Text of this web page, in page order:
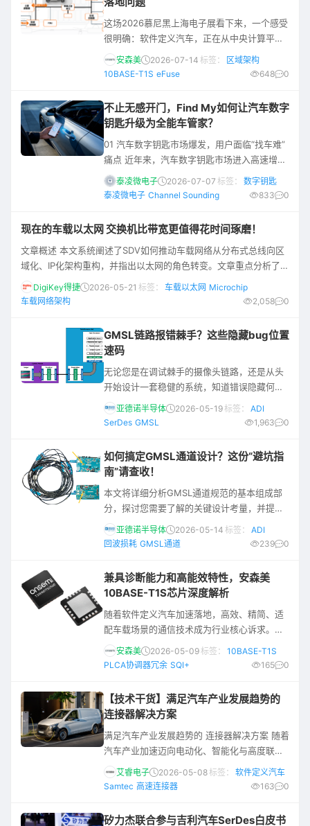
加持，为音视频在车载以太网中实时传输提供
了确定性时延和同步能力。 传统模拟音频总线
存在布线
这场2026慕尼黑上海电子展看下来，一个感受
很明确：软件定义汽车，正在从中央计算平台
和智驾算法，进一步下沉到整车基础层的功率
分配与连接器件层面。 在安森美（onsemi）
走向区域架构，车辆上的电源分配、边缘通
信、传感器节点、照明模块和保护器件，都要
重新纳入软件可管理的体系。 也就是说，软件
定义汽车继续往下走，正在触碰那
安森美 2026-07-14 标签：
区域架构
10BASE-T1S eFuse 648 0
不止无感开门，Find My如何让汽车数字
钥匙升级为全能车管家？
01 汽车数字钥匙市场爆发，用户面临“找车难”
痛点 近年来，汽车数字钥匙市场进入高速增长
期，智能化渗透率持续攀升。泰凌在分享中指
出，2025年中国乘用车数字钥匙装配量已达
到2032年有望突破90%，成为乘用车的标配功
能。 在技术路线方面，Bluetooth® LE方案占
据数字钥匙市场半壁江山，覆盖
泰凌微电子 2026-07-07 标签：
数字钥匙
泰凌微电子 Channel Sounding 833 0
现在的车载以太网 交换机比带宽更值得花时间琢磨！
文章概述 本文系统阐述了SDV如何推动车载网络从分布式总线向区
域化、IP化架构重构，并指出以太网的角色转变。文章重点分析了在
真实工程中，车载以太网的关键瓶颈，并介绍了Microchip为此推出
的软件平台及千兆TSN交换机系列如何将交换机从"器件"升级为可管
中。 随着汽车产业迈向智能化、网联化与电动化，车辆的核心价值
正从机械性能转向计算能力、
DigiKey得捷 2026-05-21 标签： 车载以太网 Microchip
车载网络架构
2,058 0
GMSL链路报错棘手？这些隐藏bug位置
速码
无论您是在调试棘手的摄像头链路，还是从头
开始设计一套稳健的系统，知道错误隐藏何处
就等于成功了一半。GMSL有许多不同类型的
错误需要留意。本文将讨论这些错误在信号链
的层，每层各司其职，协同完成数据传输。
GMSL（或称SerDes）是一种点对点拓扑结
构，此类设备中仅封装了其中两层： 物理层，
通过线缆等
亚德诺半导体 2026-05-19标签：
ADI
SerDes GMSL 1,963 0
如何搞定GMSL通道设计？这份“避坑指
南”请查收！
本文将详细分析GMSL通道规范的基本组成部
分，探讨您需要了解的关键设计考量，并提供
实用指导以帮助您避开常见陷阱。无论您是首
次设计支持GMSL的系统，还是要优化现有系
道，不妨从长度维度来看：键合线长几毫米，
PCB走线长几厘米，两者仅占整个引脚到引脚
通道的极小部分，其余则是长达数米的线缆。
从串行器的引脚到解串器的引脚，通
亚德诺半导体 2026-05-14 标签：
ADI
回波损耗 GMSL通道 239 0
兼具诊断能力和高能效特性，安森美
10BASE-T1S芯片深度解析
随着软件定义汽车加速落地，高效、精简、适
配车载场景的通信技术成为行业核心诉求。
10BASE-T1S 作为专为车载与工业场景打造的
以太网技术，为破解车载网络瓶颈统一提供了
第一篇文章介绍了👉车载网络的发展痛点、精
简型以太网的行业需求等，本文将重点介绍介
绍10BASE-T1S芯片。 安森美（onsemi）如何
打造出众的 10
安森美 2026-05-09标签：
10BASE-T1S
PLCA协调器冗余 SQI+ 165 0
【技术干货】满足汽车产业发展趋势的
连接器解决方案
满足汽车产业发展趋势的 连接器解决方案 随着
汽车产业加速迈向电动化、智能化与高度联网
化，车辆的电子电气架构正从传统分布式系统
演进为集中化与区域化架构，对关键连接元器
艾睿电子 2026-05-08标签：
软件定义汽车
Samtec 高速连接器 163 0
矽力杰联合参与吉利汽车SerDes白皮书